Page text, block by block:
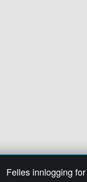
Felles innlogging for